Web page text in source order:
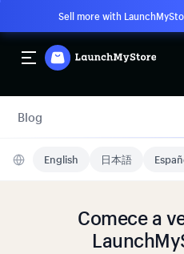
Sell more with
Blog
English 日本語
Comece a